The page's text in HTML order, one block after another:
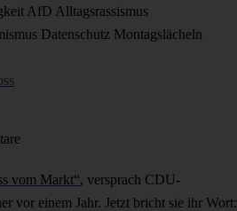
AfD Alltagsrassismus
Datenschutz Montagslächeln
vom Markt“, versprach CDU-
vor einem Jahr. Jetzt bricht sie ihr Wort: